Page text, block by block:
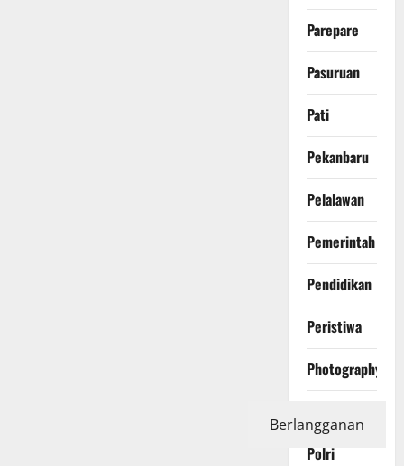
Parepare
Pasuruan
Pati
Pekanbaru
Pelalawan
Pemerintah
Pendidikan
Peristiwa
Photography
Polri
Berlangganan